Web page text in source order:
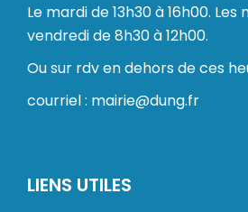
Le mardi de 13h30 à 16h00.
vendredi de 8h30 à 12h00.
Ou sur rdv en dehors de ces
courriel : mairie@dung.fr
LIENS UTILES